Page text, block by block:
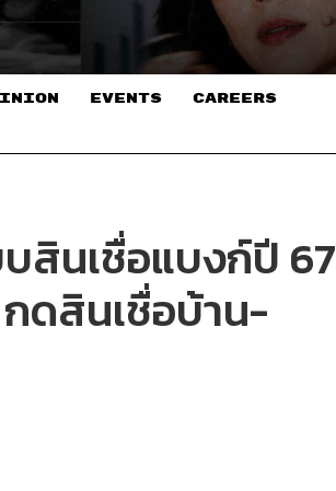
EVENTS CAREERS
สินเชื่อแบงก์ปี 67
กดสินเชื่อบ้าน-